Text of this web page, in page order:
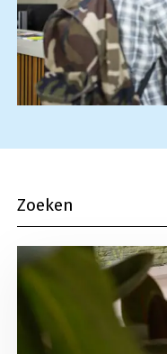
Lees meer over